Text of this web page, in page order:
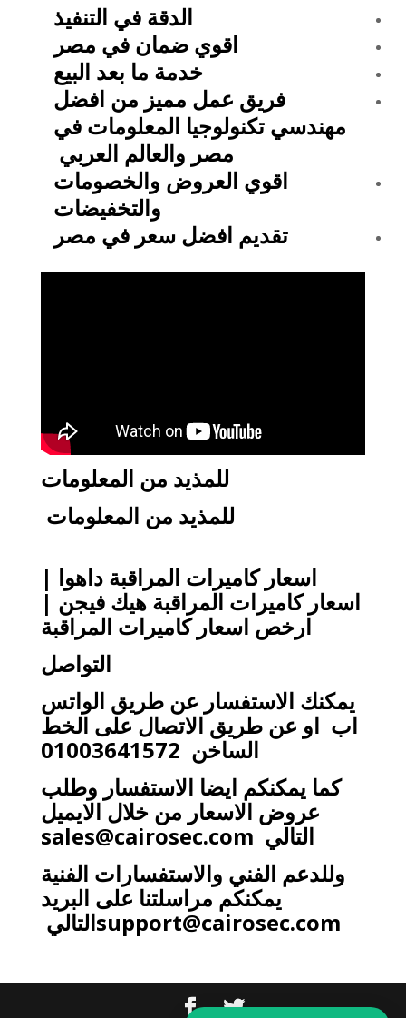
الدقة في التنفيذ
اقوي ضمان في مصر
خدمة ما بعد البيع
فريق عمل مميز من افضل
مهندسي تكنولوجيا المعلومات في
مصر والعالم العربي
اقوي العروض والخصومات
والتخفيضات
تقديم افضل سعر في مصر
للمذيد من المعلومات
​للمذيد من المعلومات
اسعار كاميرات المراقبة داهوا |
اسعار كاميرات المراقبة هيك فيجن |
ارخص اسعار كاميرات المراقبة
التواصل
يمكنك الاستفسار عن طريق الواتس
اب او عن طريق الاتصال على الخط
الساخن 01003641572
كما يمكنكم ايضا الاستفسار وطلب
عروض الاسعار من خلال الايميل
التالي sales@cairosec.com
وللدعم الفني والاستفسارات الفنية
يمكنكم مراسلتنا على البريد
التاليsupport@cairosec.com